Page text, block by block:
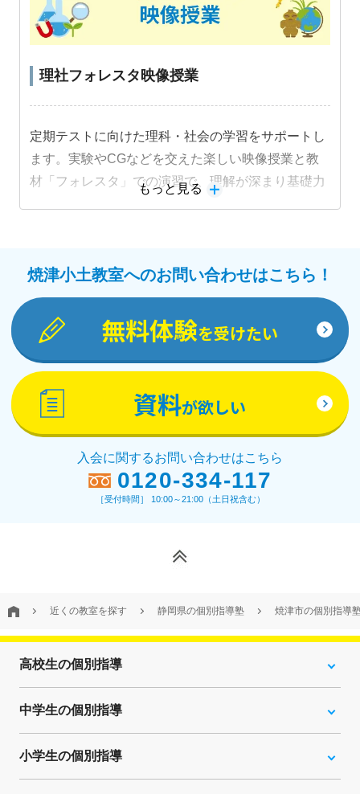
理社フォレスタ映像授業
定期テストに向けた理科・社会の学習をサポートし
ます。実験やCGなどを交えた楽しい映像授業と教
材「フォレスタ」での演習で、理解が深まり基礎力
もっと見る
焼津小土教室へのお問い合わせはこちら！
無料体験を受けたい
資料が欲しい
入会に関するお問い合わせはこちら
0120-334-117
［受付時間］ 10:00～21:00（土日祝含む）
近くの教室を探す 静岡県の個別指導塾 焼津市の個別指導
高校生の個別指導
中学生の個別指導
小学生の個別指導